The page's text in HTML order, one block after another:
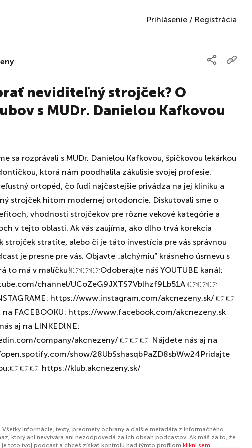
Prihlásenie / Registrácia
neviditeľný strojček? O
s MUDr. Danielou Kafkovou
sa rozprávali s MUDr. Danielou Kafkovou, špičkovou lekárkou
ktorá nám poodhalila zákulisie svojej profesie.
ortopéd, čo ľudí najčastejšie privádza na jej kliniku a
strojček hitom modernej ortodoncie. Diskutovali sme o
vhodnosti strojčekov pre rôzne vekové kategórie a
v tejto oblasti. Ak vás zaujíma, ako dlho trvá korekcia
strojček stratíte, alebo či je táto investícia pre vás správnou
je presne pre vás. Objavte „alchýmiu“ krásneho úsmevu s
to má v malíčku!👉👉👉Odoberajte náš YOUTUBE kanál:
channel/UCoZeG9JXTS7Vblhzf9Lb51A 👉👉👉
https://www.instagram.com/akcnezeny.sk/ 👉👉
FACEBOOKU: https://www.facebook.com/akcnezeny.sk
aj na LINKEDlNE:
company/akcnezeny/ 👉👉👉 Nájdete nás aj na
show/28UbSshasqbPaZD8sbWw24Pridajte
https://klub.akcnezeny.sk/
informácie, texty, predmety ochrany a ďalšie metadáta z informačného
ktorý ani nevytvára ani nezodpovedá za ich obsah podcastov. Ak máš za to, že
je toto tvoj podcast a chceš získať kontrolu nad týmto profilom klikni sem.